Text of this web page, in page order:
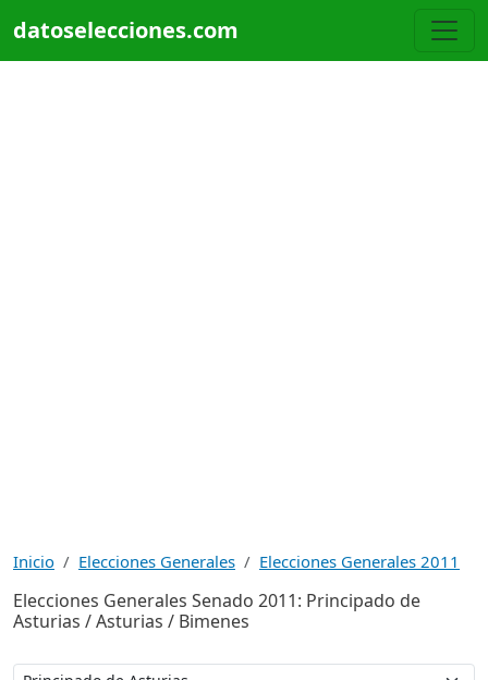
datoselecciones.com
Inicio Elecciones Generales Elecciones Generales 2011
Elecciones Generales Senado 2011: Principado de
Asturias / Asturias / Bimenes